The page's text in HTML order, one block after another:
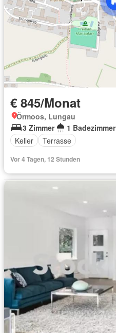
€ 845/Monat
Örmoos, Lungau
3 Zimmer
1 Badezimmer
Keller
Terrasse
Vor 4 Tagen, 12 Stunden